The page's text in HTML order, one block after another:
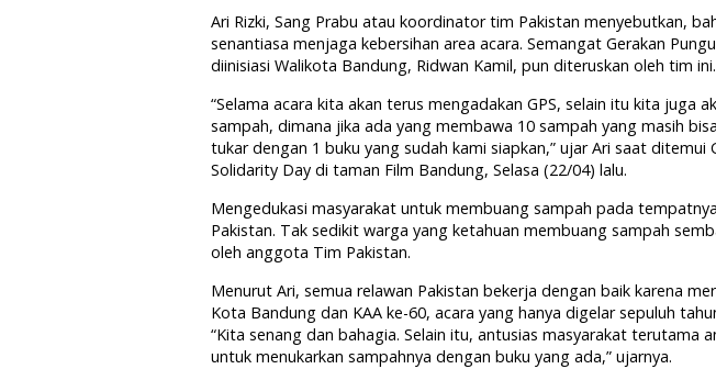
Ari Rizki, Sang Prabu atau koordinator tim Pakistan menyebutkan,
senantiasa menjaga kebersihan area acara. Semangat Gerakan
diinisiasi Walikota Bandung, Ridwan Kamil, pun diteruskan oleh tim ini.
“Selama acara kita akan terus mengadakan GPS, selain itu kita juga
sampah, dimana jika ada yang membawa 10 sampah yang masih
tukar dengan 1 buku yang sudah kami siapkan,” ujar Ari saat ditemui
Solidarity Day di taman Film Bandung, Selasa (22/04) lalu.
Mengedukasi masyarakat untuk membuang sampah pada
Pakistan. Tak sedikit warga yang ketahuan membuang sampah
oleh anggota Tim Pakistan.
Menurut Ari, semua relawan Pakistan bekerja dengan baik karena
Kota Bandung dan KAA ke-60, acara yang hanya digelar sepuluh
“Kita senang dan bahagia. Selain itu, antusias masyarakat terutama
untuk menukarkan sampahnya dengan buku yang ada,” ujarnya.